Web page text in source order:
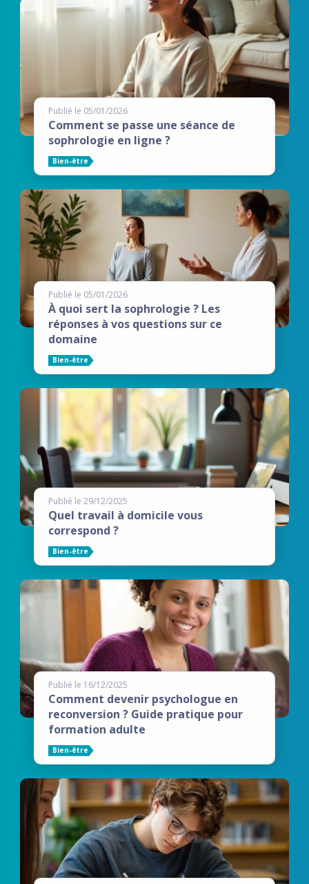
Publié le 05/01/2026
Comment se passe une séance de
sophrologie en ligne ?
Bien-être
Publié le 05/01/2026
À quoi sert la sophrologie ? Les
réponses à vos questions sur ce
domaine
Bien-être
Publié le 29/12/2025
Quel travail à domicile vous
correspond ?
Bien-être
Publié le 16/12/2025
Comment devenir psychologue en
reconversion ? Guide pratique pour
formation adulte
Bien-être